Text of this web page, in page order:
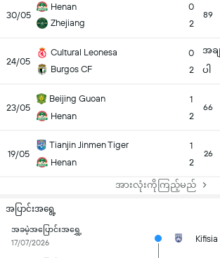
30/05
Henan
Zhejiang
0
2
89
24/05
Cultural Leonesa
Burgos CF
0
2
အခ
ပါ
23/05
Beijing Guoan
Henan
1
2
66
19/05
Tianjin Jinmen Tiger
Henan
1
2
26
အားလုံးကိုကြည့်မည်
အပြာင်းအရွေ့
အခမဲ့အပြောင်းအရွှေ့
17/07/2026
Kifisia